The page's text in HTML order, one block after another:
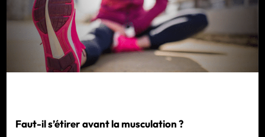
Faut-il s’étirer avant la musculation ?